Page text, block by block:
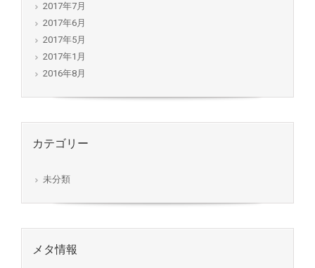
2017年7月
2017年6月
2017年5月
2017年1月
2016年8月
カテゴリー
未分類
メタ情報